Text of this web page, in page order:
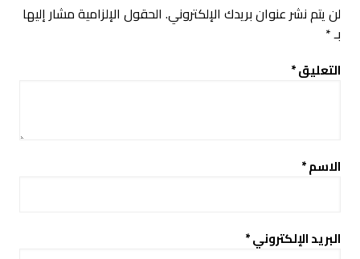
لن يتم نشر عنوان بريدك الإلكتروني. الحقول الإلزامية مشار إليها
بـ*
التعليق*
الاسم*
البريد الإلكتروني*